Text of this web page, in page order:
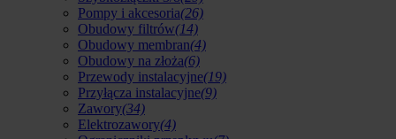
Pompy i akcesoria(26)
Obudowy filtrów(14)
Obudowy membran(4)
Obudowy na złoża(6)
Przewody instalacyjne(19)
Przyłącza instalacyjne(9)
Zawory(34)
Elektrozawory(4)